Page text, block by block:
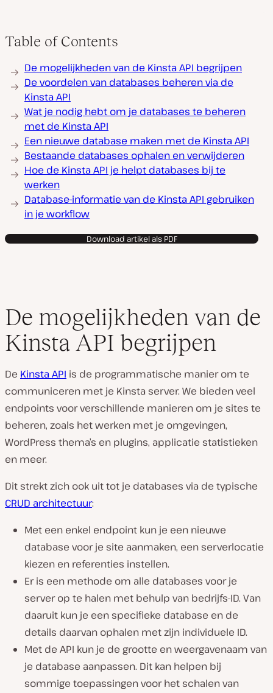
Table of Contents
De mogelijkheden van de Kinsta API begrijpen
De voordelen van databases beheren via de
Kinsta API
Wat je nodig hebt om je databases te beheren
met de Kinsta API
Een nieuwe database maken met de Kinsta API
Bestaande databases ophalen en verwijderen
Hoe de Kinsta API je helpt databases bij te
werken
Database-informatie van de Kinsta API gebruiken
in je workflow
Download artikel als PDF
De mogelijkheden van de
Kinsta API begrijpen
De Kinsta API is de programmatische manier om te
communiceren met je Kinsta server. We bieden veel
endpoints voor verschillende manieren om je sites te
beheren, zoals het werken met je omgevingen,
WordPress thema’s en plugins, applicatie statistieken
en meer.
Dit strekt zich ook uit tot je databases via de typische
CRUD architectuur:
Met een enkel endpoint kun je een nieuwe
database voor je site aanmaken, een serverlocatie
kiezen en referenties instellen.
Er is een methode om alle databases voor je
server op te halen met behulp van bedrijfs-ID. Van
daaruit kun je een specifieke database en de
details daarvan ophalen met zijn individuele ID.
Met de API kun je de grootte en weergavenaam van
je database aanpassen. Dit kan helpen bij
sommige toepassingen voor het schalen van